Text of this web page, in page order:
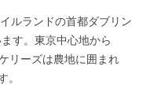
ルランドの首都ダブリン
す。東京中心地から
リーズは農地に囲まれ